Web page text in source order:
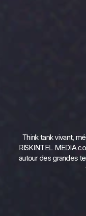
Think tank vivant,
RISKINTEL MEDIA
autour des grandes